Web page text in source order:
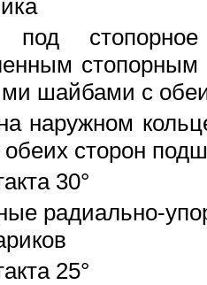
под
шайбами с
наружном
сторон
30°
радиально-
25°